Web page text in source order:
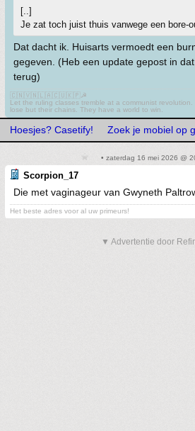
[..]
Je zat toch juist thuis vanwege een bore-
Dat dacht ik. Huisarts vermoedt een
gegeven. (Heb een update gepost in
terug)
🇨🇳🇻🇳🇱🇦🇨🇺🇰🇵☭
Let the ruling classes tremble at a communist
lose but their chains. They have a world to win.
Hoesjes? Casetify! Zoek je mobiel op
• zaterdag 16 mei 2026 @
Scorpion_17
Die met vaginageur van Gwyneth
Het beste adres voor al uw primeurs!
▼ Advertentie door